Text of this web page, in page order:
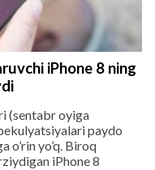
iPhone 8 ning
(sentabr oyiga
paydo
o’rin yo’q. Biroq
iPhone 8